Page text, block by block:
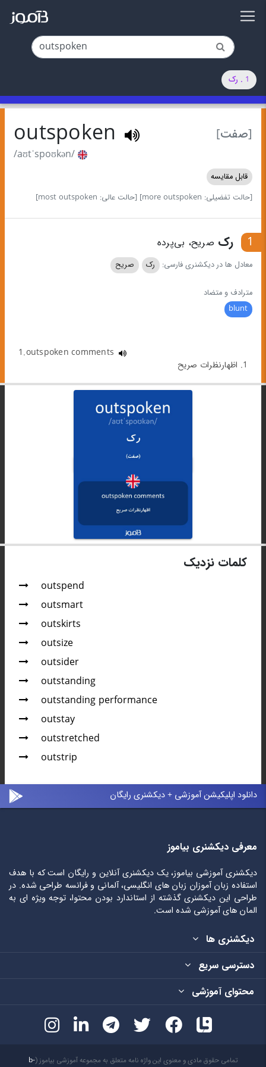
1 . رک
[صفت] outspoken
/aʊtˈspoʊkən/
قابل مقایسه
[حالت تفضیلی: more outspoken]
[حالت عالی: most outspoken]
1 رک صریح، بی‌پرده
معادل ها در دیکشنری فارسی: رک صریح
مترادف و متضاد
blunt
1.outspoken comments
1. اظهارنظرات صریح
کلمات نزدیک
outspend
outsmart
outskirts
outsize
outsider
outstanding
outstanding performance
outstay
outstretched
outstrip
دانلود اپلیکیشن آموزشی + دیکشنری رایگان
معرفی دیکشنری بیاموز
دیکشنری آموزشی بیاموز، یک دیکشنری آنلاین و رایگان است که با هدف
استفاده زبان آموزان زبان های انگلیسی، آلمانی و فرانسه طراحی شده. در
طراحی این دیکشنری گذشته از استاندارد بودن محتوا، توجه ویژه ای به
المان های آموزشی شده است.
دیکشنری ها
دسترسی سریع
محتوای آموزشی
تمامی حقوق مادی و معنوی این واژه نامه متعلق به مجموعه آموزشی بیاموز (b-